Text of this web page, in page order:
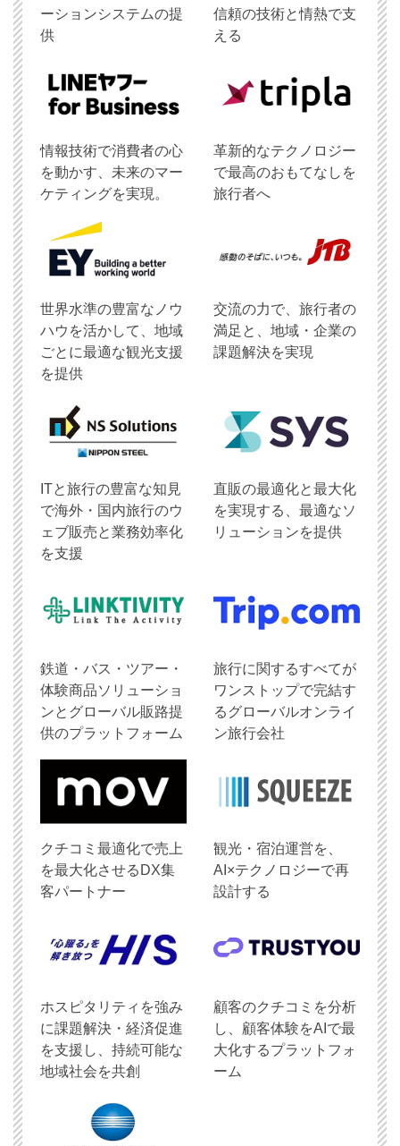
ーションシステムの提
供
信頼の技術と情熱で支
える
情報技術で消費者の心
を動かす、未来のマー
ケティングを実現。
革新的なテクノロジー
で最高のおもてなしを
旅行者へ
世界水準の豊富なノウ
ハウを活かして、地域
ごとに最適な観光支援
を提供
交流の力で、旅行者の
満足と、地域・企業の
課題解決を実現
ITと旅行の豊富な知見
で海外・国内旅行のウ
ェブ販売と業務効率化
を支援
直販の最適化と最大化
を実現する、最適なソ
リューションを提供
鉄道・バス・ツアー・
体験商品ソリューショ
ンとグローバル販路提
供のプラットフォーム
旅行に関するすべてが
ワンストップで完結す
るグローバルオンライ
ン旅行会社
クチコミ最適化で売上
を最大化させるDX集
客パートナー
観光・宿泊運営を、
AI×テクノロジーで再
設計する
ホスピタリティを強み
に課題解決・経済促進
を支援し、持続可能な
地域社会を共創
顧客のクチコミを分析
し、顧客体験をAIで最
大化するプラットフォ
ーム